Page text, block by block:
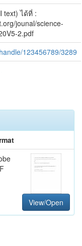
text) ได้ที่ :
jounal/science-
2.pdf
123456789/3289
View/Open